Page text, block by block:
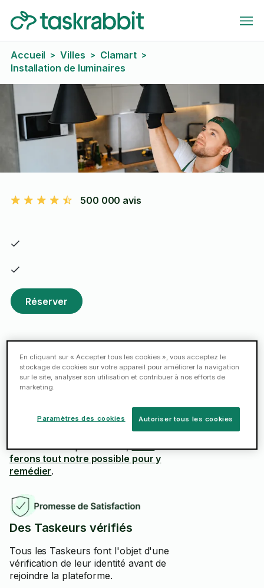
Accueil > Villes > Clamart >
Installation de luminaires
500 000 avis
Réserver
Satisfaction garantie
La Promesse de Satisfaction
Si vous n'êtes pas satisfait,nous
ferons tout notre possible pour y
remédier.
Des Taskeurs vérifiés
Tous les Taskeurs font l'objet d'une
vérification de leur identité avant de
rejoindre la plateforme.
En cliquant sur « Accepter tous les cookies », vous acceptez le
stockage de cookies sur votre appareil pour améliorer la navigation
sur le site, analyser son utilisation et contribuer à nos efforts de
marketing.
Autoriser tous les cookies
Paramètres des cookies